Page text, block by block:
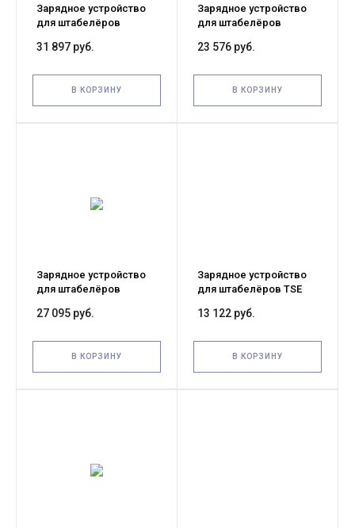
Зарядное устройство
для штабелёров
Li-ion 24V/30A WS15H
31 897 руб.
В КОРЗИНУ
Зарядное устройство
для штабелёров
Li-ion 24V/15A
23 576 руб.
В КОРЗИНУ
Зарядное устройство
для штабелёров
(Charger)
27 095 руб.
В КОРЗИНУ
Зарядное устройство
для штабелёров TSE
12V/15A)
13 122 руб.
В КОРЗИНУ